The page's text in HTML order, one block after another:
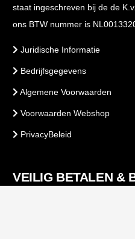
staat ingeschreven bij de de
ons BTW nummer is
Juridische Informatie
Bedrijfsgegevens
Algemene Voorwaarden
Voorwaarden Webshop
PrivacyBeleid
VEILIG BETALEN &